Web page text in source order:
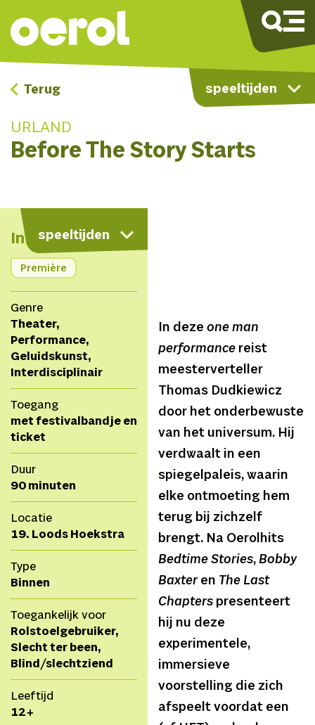
speeltijden
Terug
URLAND
Before The Story Starts
speeltijden
kaart
Info
Première
Genre
Theater,
Performance,
Geluidskunst,
Interdisciplinair
Toegang
met festivalbandje en
ticket
Duur
90 minuten
Locatie
19. Loods Hoekstra
Type
Binnen
Toegankelijk voor
Rolstoelgebruiker,
Slecht ter been,
Blind/slechtziend
Leeftijd
12+
In deze one man
performance reist
meesterverteller
Thomas Dudkiewicz
door het onderbewuste
van het universum. Hij
verdwaalt in een
spiegelpaleis, waarin
elke ontmoeting hem
terug bij zichzelf
brengt. Na Oerolhits
Bedtime Stories, Bobby
Baxteren The Last
Chapters presenteert
hij nu deze
experimentele,
immersieve
voorstelling die zich
afspeelt voordat een